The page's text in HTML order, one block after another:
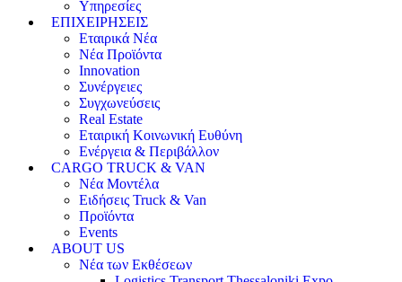
Υπηρεσίες
ΕΠΙΧΕΙΡΗΣΕΙΣ
Εταιρικά Νέα
Νέα Προϊόντα
Innovation
Συνέργειες
Συγχωνεύσεις
Real Estate
Εταιρική Κοινωνική Ευθύνη
Ενέργεια & Περιβάλλον
CARGO TRUCK & VAN
Νέα Μοντέλα
Ειδήσεις Truck & Van
Προϊόντα
Events
ABOUT US
Νέα των Εκθέσεων